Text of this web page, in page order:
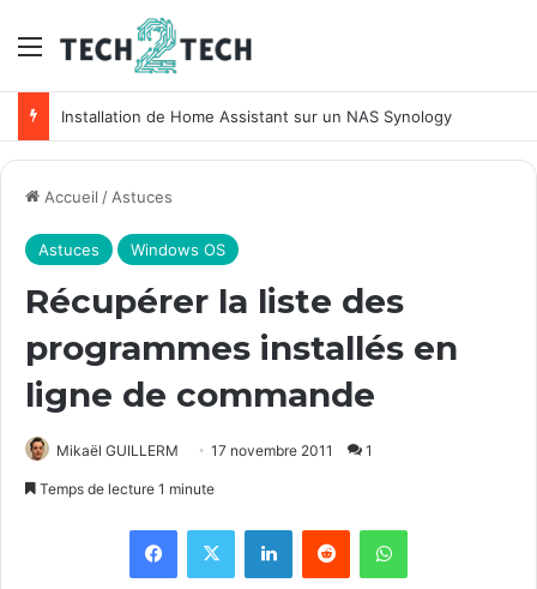
Menu
Installation de Home Assistant sur un NAS Synology
Accueil /Astuces
Astuces Windows OS
Récupérer la liste des
programmes installés en
ligne de commande
Mikaël GUILLERM 17 novembre 2011 1
Temps de lecture 1 minute